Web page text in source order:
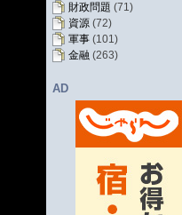
財政問題 (71)
資源 (72)
軍事 (101)
金融 (263)
AD